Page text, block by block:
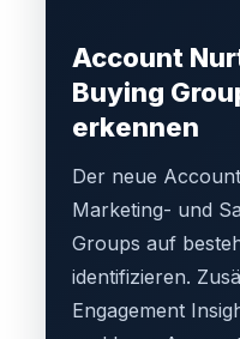
Account
Buying
erkennen
Der neue
Marketing- und
Groups auf
identifizieren.
Engagement